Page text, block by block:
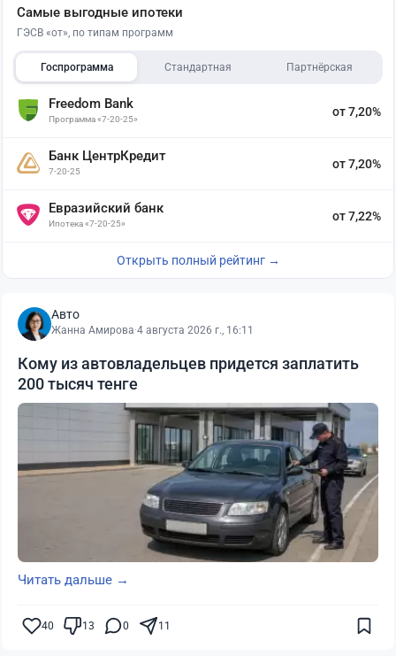
Самые выгодные ипотеки
ГЭСВ «от», по типам программ
Госпрограмма Стандартная Партнёрская
Freedom Bank
Программа «7-20-25»
от 7,20%
Банк ЦентрКредит
7-20-25
от 7,20%
Евразийский банк
Ипотека «7-20-25»
от 7,22%
Открыть полный рейтинг →
Авто
Жанна Амирова·4 августа 2026 г., 16:11
Кому из автовладельцев придется заплатить
200 тысяч тенге
Читать дальше →
40 13 0 11